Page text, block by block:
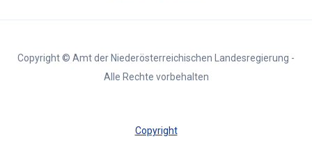
Copyright © Amt der Niederösterreichischen Landesregierung -
Alle Rechte vorbehalten
Copyright